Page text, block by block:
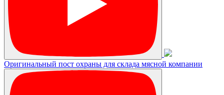
Оригинальный пост охраны для склада мясной компании